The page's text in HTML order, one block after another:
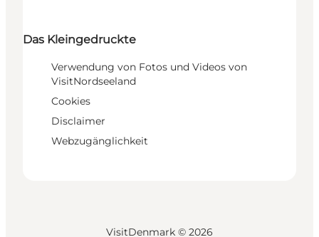
Das Kleingedruckte
Verwendung von Fotos und Videos von
VisitNordseeland
Cookies
Disclaimer
Webzugänglichkeit
VisitDenmark © 2026